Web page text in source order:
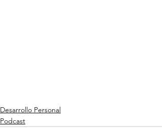
Desarrollo Personal
Podcast